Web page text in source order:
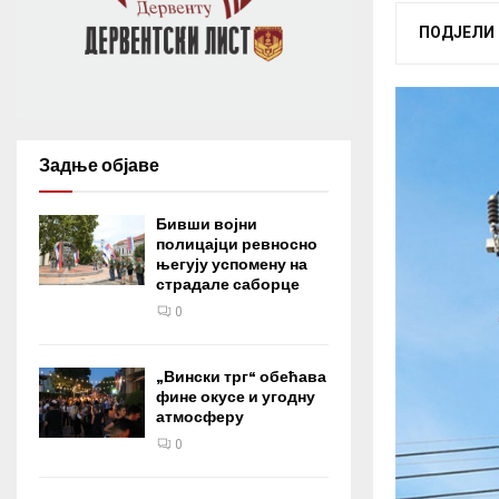
ПОДЈЕЛИ
Задње објаве
Бивши војни
полицајци ревносно
његују успомену на
страдале саборце
0
„Вински трг“ обећава
фине окусе и угодну
атмосферу
0